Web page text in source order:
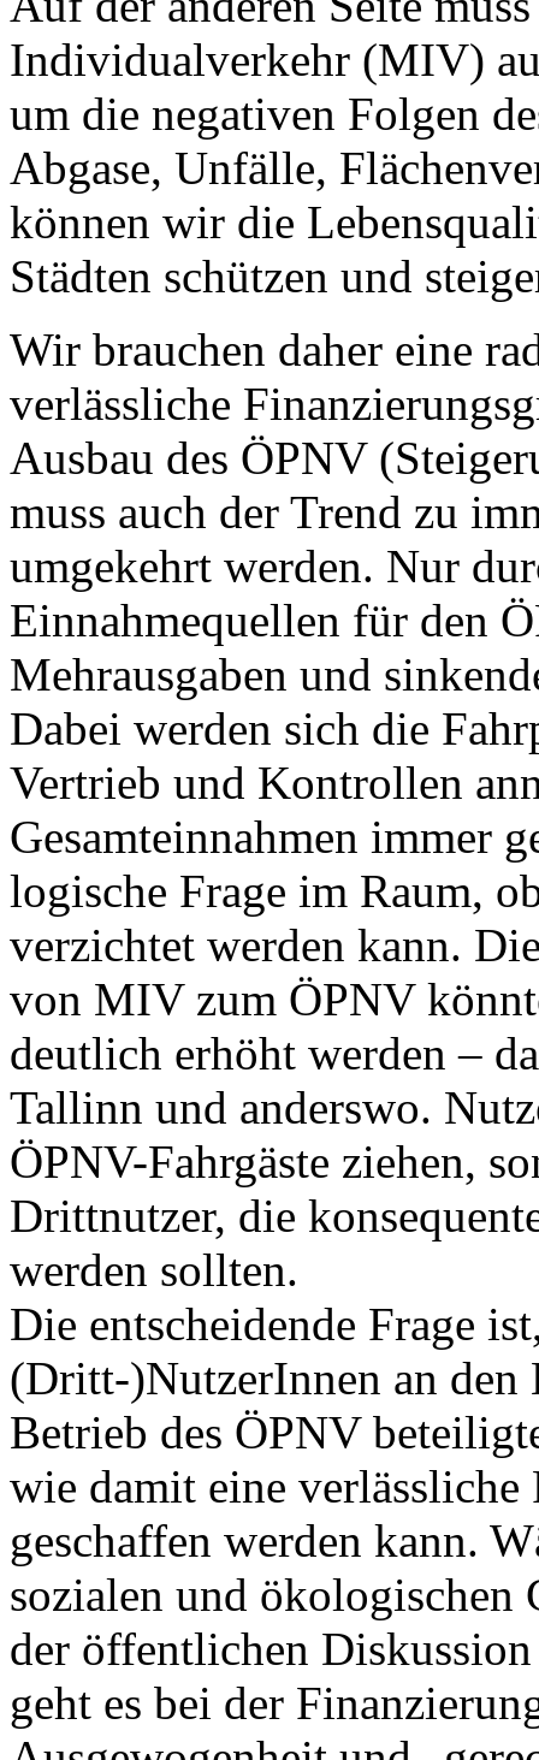
Individualverkehr (MIV)
um die negativen Folgen
Abgase, Unfälle,
können wir die
Städten schützen und
Wir brauchen daher eine
verlässliche
Ausbau des ÖPNV
muss auch der Trend zu
umgekehrt werden. Nur
Einnahmequellen für den
Mehrausgaben und
Dabei werden sich die
Vertrieb und Kontrollen
Gesamteinnahmen immer
logische Frage im Raum,
verzichtet werden kann.
von MIV zum ÖPNV
deutlich erhöht werden –
Tallinn und anderswo.
ÖPNV-Fahrgäste ziehen,
Drittnutzer, die
werden sollten.
Die entscheidende Frage
(Dritt-)NutzerInnen an den
Betrieb des ÖPNV
wie damit eine
geschaffen werden kann.
sozialen und ökologischen
der öffentlichen
geht es bei der